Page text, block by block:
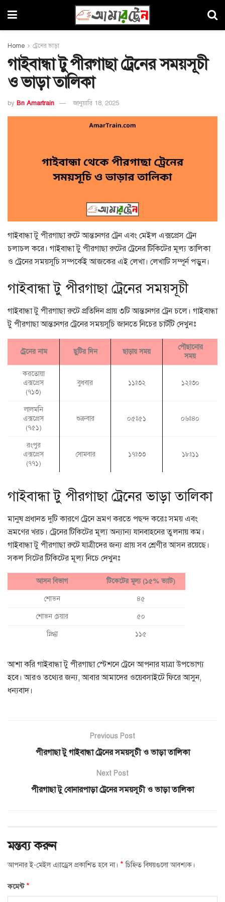
Home ট্রেনের ভাড়া
গাইবান্ধা টু পীরগাছা ট্রেনের সময়সূচী
ও ভাড়া তালিকা
by Bn Amartrain জানুয়ারি 18, 2025
গাইবান্ধা টু পীরগাছা রুটে আন্তঃনগর ট্রেন এবং মেইল এক্সপ্রেস ট্রেন
চলাচল করে। গাইবান্ধা টু পীরগাছা রুটের ট্রেনের টিকিটের মূল্য তালিকা
ও ট্রেনের সময়সূচি সম্পর্কেই আজকের এই লেখা। লেখাটি সম্পূর্ন পড়ুন।
গাইবান্ধা টু পীরগাছা ট্রেনের সময়সূচী
গাইবান্ধা টু পীরগাছা রুটে প্রতিদিন প্রায় ৩টি আন্তঃনগর ট্রেন চলে। গাইবান্ধা
টু পীরগাছা আন্তঃনগর ট্রেনের সময়সূচি জানতে নিচের চার্টটি দেখুনঃ
ট্রেনের নাম ছুটির দিন ছাড়ায় সময়
পৌছানোর
সময়
করতোয়া
এক্সপ্রেস
(৭১৩)
বুধবার ১১ঃ৩২ ১২ঃ৩০
লালমনি
এক্সপ্রেস
(৭৫১)
শুক্রবার ০৫ঃ৫১ ০৬ঃ৪০
রংপুর
এক্সপ্রেস
(৭৭১)
সোমবার ১৭ঃ৩৩ ১৮ঃ১১
গাইবান্ধা টু পীরগাছা ট্রেনের ভাড়া তালিকা
মানুষ প্রধানত দুটি কারণে ট্রেনে ভ্রমণ করতে পছন্দ করেঃ সময় এবং
ভ্রমণের খরচ। ট্রেনের টিকিটের মূল্য অন্যান্য যানবাহনের তুলনায় কম।
গাইবান্ধা টু পীরগাছা রুটে যাত্রীদের জন্য প্রায় সব শ্রেণীর আসন রয়েছে।
সকল সিটের টিকিটের মূল্য নিচে দেখুনঃ
আসন বিভাগ টিকেটের মূল্য (১৫% ভ্যাট)
শোভন ৪৫
শোভন চেয়ার ৫০
স্নিগ্ধা ১১৫
আশা করি গাইবান্ধা টু পীরগাছা স্টেশনে ট্রেনে আপনার যাত্রা উপভোগ্য
হবে। আরও তথ্যের জন্য, আবার আমাদের ওয়েবসাইটে ফিরে আসুন,
ধন্যবাদ।
Previous Post
পীরগাছা টু গাইবান্ধা ট্রেনের সময়সূচী ও ভাড়া তালিকা
Next Post
পীরগাছা টু বোনারপাড়া ট্রেনের সময়সূচী ও ভাড়া তালিকা
মন্তব্য করুন
আপনার ই-মেইল এ্যাড্রেস প্রকাশিত হবে না। * চিহ্নিত বিষয়গুলো আবশ্যক।
কমেন্ট*